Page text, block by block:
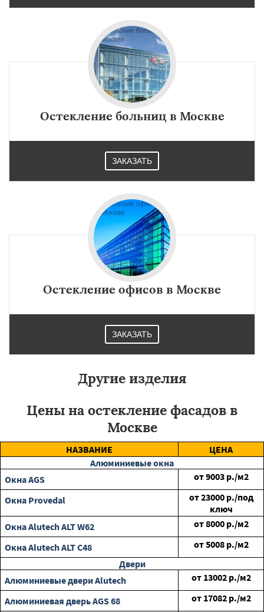
Остекление больниц в Москве
ЗАКАЗАТЬ
Остекление офисов в Москве
ЗАКАЗАТЬ
Другие изделия
Цены на остекление фасадов в
Москве
НАЗВАНИЕ
ЦЕНА
Алюминиевые окна
Окна AGS
от9003 р./м2
Окна Provedal
от23000 р./под
ключ
Окна Alutech ALT W62
от8000 р./м2
Окна Alutech ALT C48
от5008 р./м2
Двери
Алюминиевые двери Alutech
от 13002 р./м2
Алюминиевая дверь AGS 68
от 17082 р./м2